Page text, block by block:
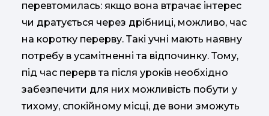
перевтомилась: якщо вона втрачає інтерес
чи дратується через дрібниці, можливо, час
на коротку перерву. Такі учні мають наявну
потребу в усамітненні та відпочинку. Тому,
під час перерв та після уроків необхідно
забезпечити для них можливість побути у
тихому, спокійному місці, де вони зможуть